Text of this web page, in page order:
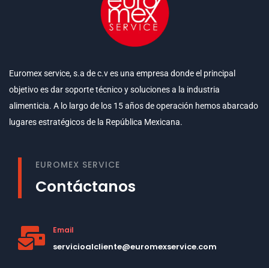
Euromex service, s.a de c.v es una empresa donde el principal
objetivo es dar soporte técnico y soluciones a la industria
alimenticia. A lo largo de los 15 años de operación hemos abarcado
lugares estratégicos de la República Mexicana.
EUROMEX SERVICE
Contáctanos
Email
servicioalcliente@euromexservice.com